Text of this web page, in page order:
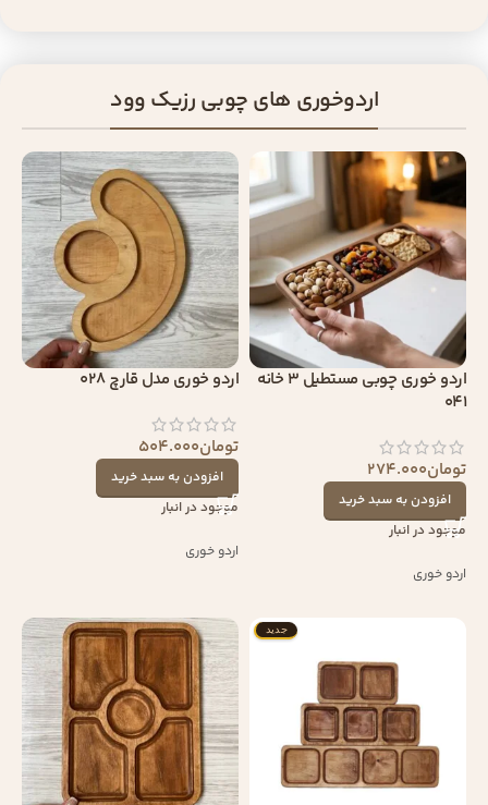
اردوخوری های چوبی رزیک وود
اردو خوری چوبی مستطیل 3 خانه
041
تومان274.000
افزودن به سبد خرید
موجود در انبار
اردو خوری
اردو خوری مدل قارچ 028
تومان504.000
افزودن به سبد خرید
موجود در انبار
اردو خوری
جدید